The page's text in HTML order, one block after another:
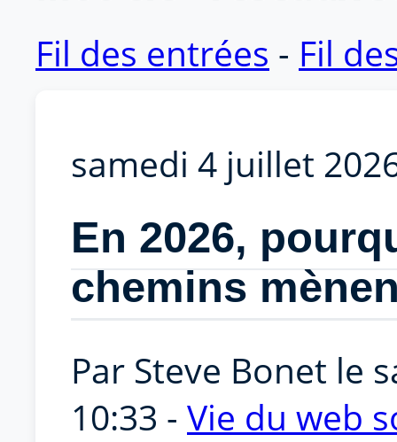
Fil des entrées - Fil
samedi 4 juillet
En 2026,
chemins
Par Steve Bonet le
10:33 - Vie du web